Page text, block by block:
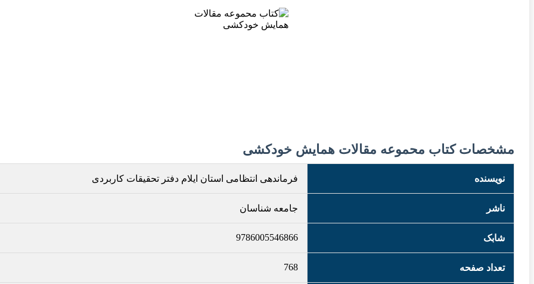
مشخصات کتاب محموعه مقالات همایش خودکشی
نویسنده فرماندهی انتظامی استان ایلام دفتر تحقیقات کاربردی
ناشر جامعه شناسان
شابک 9786005546866
تعداد صفحه 768